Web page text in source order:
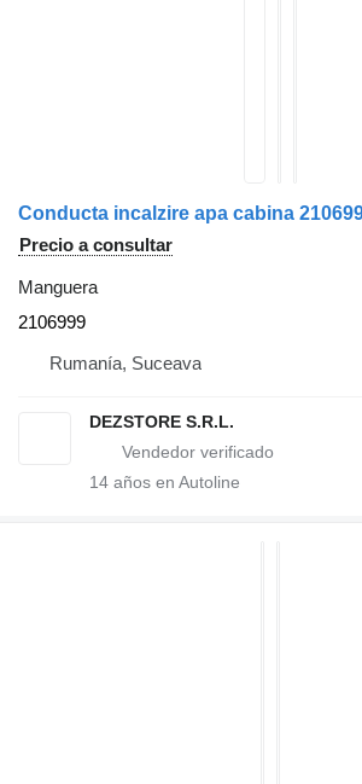
Precio a consultar
Manguera
2106999
Rumanía, Suceava
DEZSTORE S.R.L.
14 años en Autoline